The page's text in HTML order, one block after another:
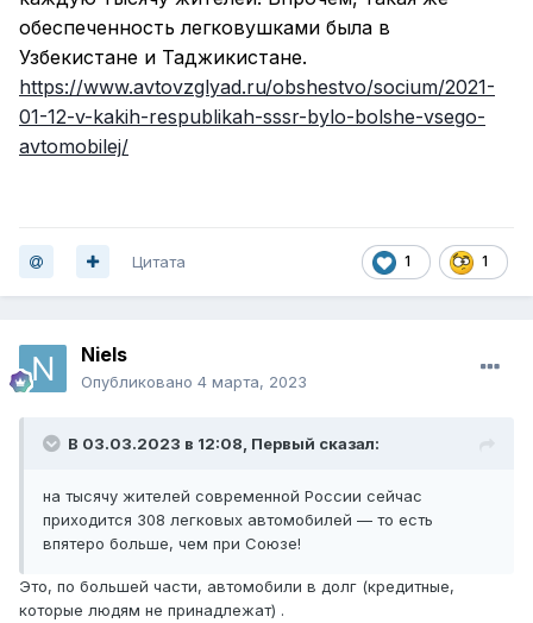
обеспеченность легковушками была в
Узбекистане и Таджикистане.
https://www.avtovzglyad.ru/obshestvo/socium/2021-
01-12-v-kakih-respublikah-sssr-bylo-bolshe-vsego-
avtomobilej/
1 1
Цитата
Niels
Опубликовано 4 марта, 2023
В 03.03.2023 в 12:08, Первый сказал:
на тысячу жителей современной России сейчас
приходится 308 легковых автомобилей — то есть
впятеро больше, чем при Союзе!
Это, по большей части, автомобили в долг (кредитные,
которые людям не принадлежат) .